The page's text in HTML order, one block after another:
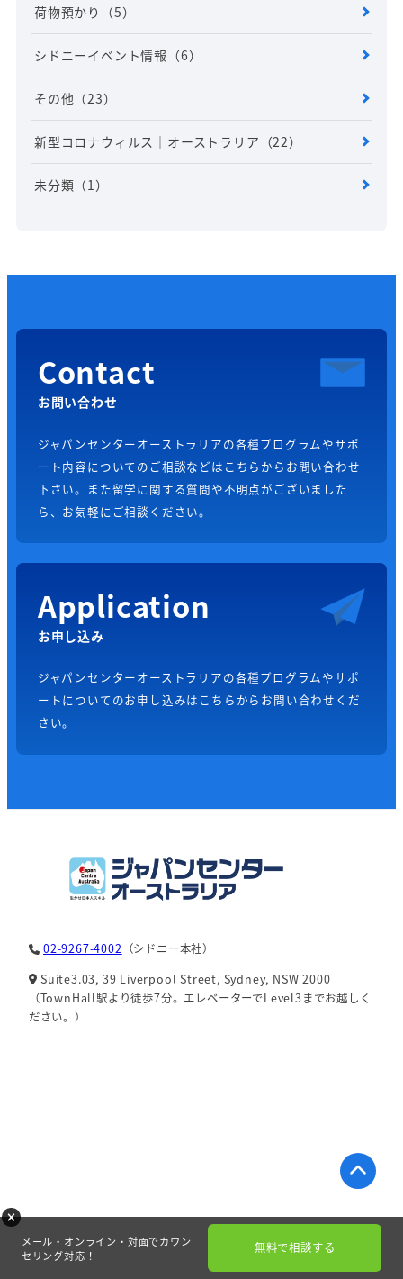
荷物預かり （5）
シドニーイベント情報 （6）
その他 （23）
新型コロナウィルス｜オーストラリア （22）
未分類 （1）
Contact
お問い合わせ
ジャパンセンターオーストラリアの各種プログラムやサポ
ート内容についてのご相談などはこちらからお問い合わせ
下さい。また留学に関する質問や不明点がございました
ら、お気軽にご相談ください。
Application
お申し込み
ジャパンセンターオーストラリアの各種プログラムやサポ
ートについてのお申し込みはこちらからお問い合わせくだ
さい。
02-9267-4002 （シドニー本社）
Suite3.03, 39 Liverpool Street, Sydney, NSW 2000
（TownHall駅より徒歩7分。エレベーターでLevel3までお越しく
ださい。）
メール・オンライン・対面でカウン
セリング対応！
無料で相談する